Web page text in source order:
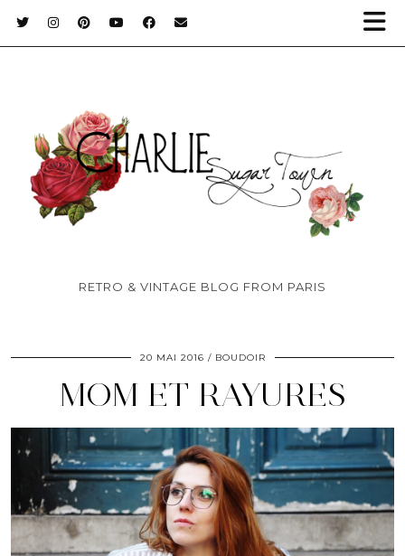
RETRO & VINTAGE BLOG FROM PARIS
20 MAI 2016 BOUDOIR
MOM ET RAYURES